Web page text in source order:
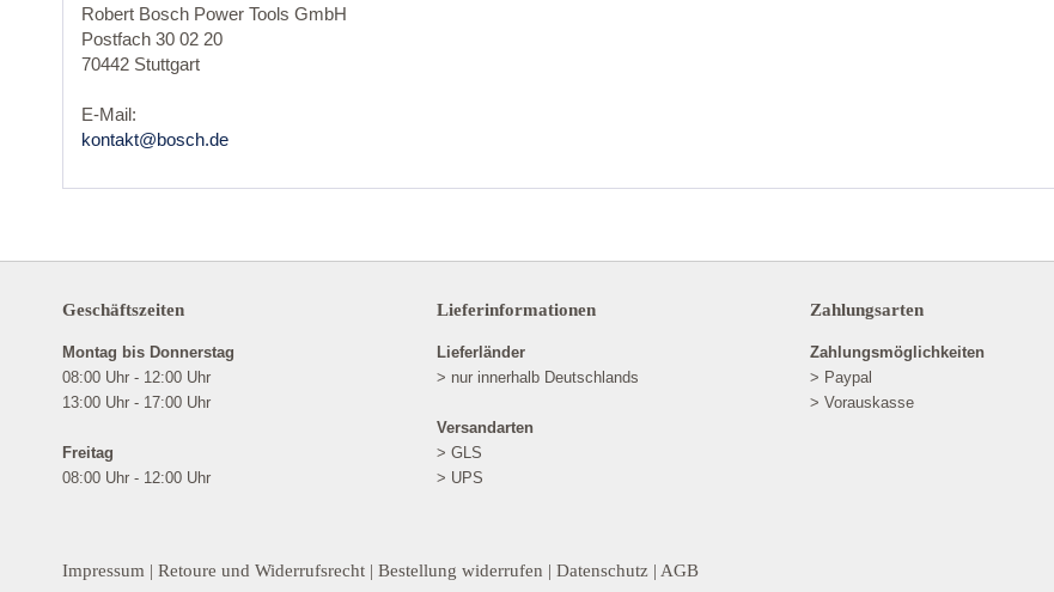
Robert Bosch Power Tools GmbH
Postfach 30 02 20
70442 Stuttgart
E-Mail:
kontakt@bosch.de
Geschäftszeiten
Montag bis Donnerstag
08:00 Uhr - 12:00 Uhr
13:00 Uhr - 17:00 Uhr
Freitag
08:00 Uhr - 12:00 Uhr
Lieferinformationen
Lieferländer
> nur innerhalb Deutschlands
Versandarten
> GLS
> UPS
Zahlungsarten
Zahlungsmöglichkeiten
> Paypal
> Vorauskasse
Impressum | Retoure und Widerrufsrecht | Bestellung widerrufen | Datenschutz | AGB